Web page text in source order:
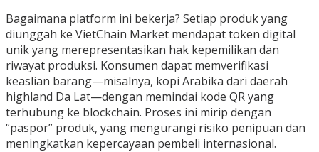
Bagaimana platform ini bekerja? Setiap produk yang
diunggah ke VietChain Market mendapat token digital
unik yang merepresentasikan hak kepemilikan dan
riwayat produksi. Konsumen dapat memverifikasi
keaslian barang—misalnya, kopi Arabika dari daerah
highland Da Lat—dengan memindai kode QR yang
terhubung ke blockchain. Proses ini mirip dengan
“paspor” produk, yang mengurangi risiko penipuan dan
meningkatkan kepercayaan pembeli internasional.